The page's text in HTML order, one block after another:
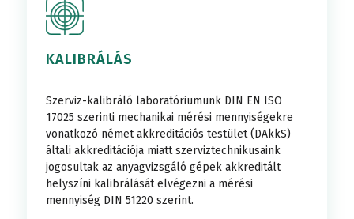
KALIBRÁLÁS
Szerviz-kalibráló laboratóriumunk DIN EN ISO
17025 szerinti mechanikai mérési mennyiségekre
vonatkozó német akkreditációs testület (DAkkS)
általi akkreditációja miatt szerviztechnikusaink
jogosultak az anyagvizsgáló gépek akkreditált
helyszíni kalibrálását elvégezni a mérési
mennyiség DIN 51220 szerint.